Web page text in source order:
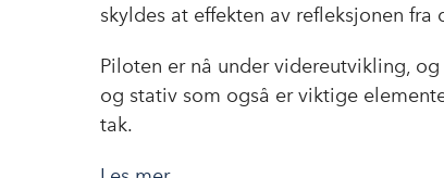
skyldes at effekten av refleksjonen
Piloten er nå under videreutvikling,
og stativ som også er viktige
tak.